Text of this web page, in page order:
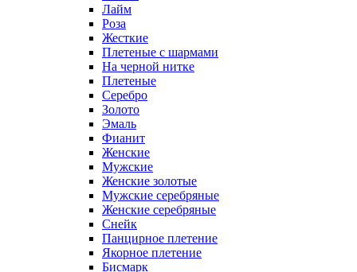
Лайм
Роза
Жесткие
Плетеные с шармами
На черной нитке
Плетеные
Серебро
Золото
Эмаль
Фианит
Женские
Мужские
Женские золотые
Мужские серебряные
Женские серебряные
Снейк
Панцирное плетение
Якорное плетение
Бисмарк